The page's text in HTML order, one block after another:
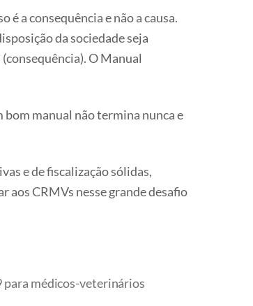
a consequência e não a causa.
da sociedade seja
O Manual
bom manual não termina nunca e
e de fiscalização sólidas,
aos CRMVs nesse grande desafio
para médicos-veterinários